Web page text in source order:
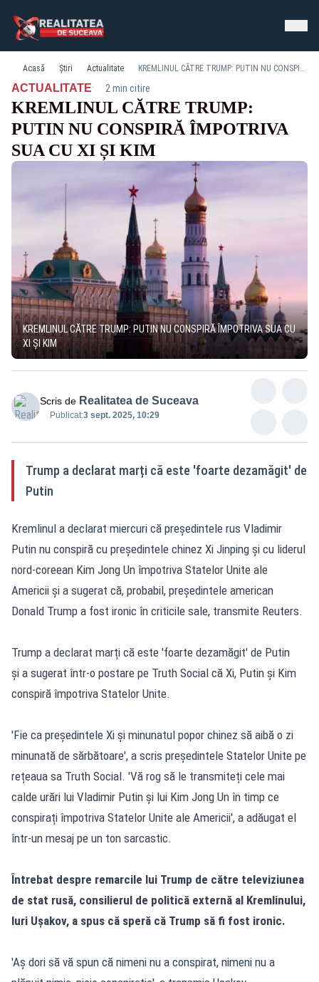
Acasă Știri Actualitate KREMLINUL CĂTRE TRUMP: PUTIN NU CONSPIRĂ ÎMPOTRIVA SUA CU XI ȘI KIM
ACTUALITATE· 2 min citire
KREMLINUL CĂTRE TRUMP:
PUTIN NU CONSPIRĂ ÎMPOTRIVA
SUA CU XI ȘI KIM
KREMLINUL CĂTRE TRUMP: PUTIN NU CONSPIRĂ ÎMPOTRIVA SUA CU
XI ȘI KIM
Scris de Realitatea de Suceava
Publicat:3 sept. 2025, 10:29
Trump a declarat marți că este 'foarte dezamăgit' de
Putin
Kremlinul a declarat miercuri că președintele rus Vladimir
Putin nu conspiră cu președintele chinez Xi Jinping și cu liderul
nord-coreean Kim Jong Un împotriva Statelor Unite ale
Americii și a sugerat că, probabil, președintele american
Donald Trump a fost ironic în criticile sale, transmite Reuters.
Trump a declarat marți că este 'foarte dezamăgit' de Putin
și a sugerat într-o postare pe Truth Social că Xi, Putin și Kim
conspiră împotriva Statelor Unite.
'Fie ca președintele Xi și minunatul popor chinez să aibă o zi
minunată de sărbătoare', a scris președintele Statelor Unite pe
rețeaua sa Truth Social. 'Vă rog să le transmiteți cele mai
calde urări lui Vladimir Putin și lui Kim Jong Un în timp ce
conspirați împotriva Statelor Unite ale Americii', a adăugat el
într-un mesaj pe un ton sarcastic.
Întrebat despre remarcile lui Trump de către televiziunea
de stat rusă, consilierul de politică externă al Kremlinului,
Iuri Ușakov, a spus că speră că Trump să fi fost ironic.
'Aș dori să vă spun că nimeni nu a conspirat, nimeni nu a